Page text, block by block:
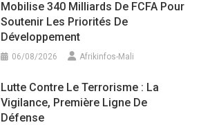
Mobilise 340 Milliards De FCFA Pour
Soutenir Les Priorités De
Développement
06/08/2026 Afrikinfos-Mali
Lutte Contre Le Terrorisme : La
Vigilance, Première Ligne De
Défense